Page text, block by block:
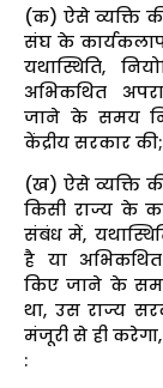
(क) ऐसे व्यक्ति
संघ के
यथास्थिति,
अभिकथित
जाने के समय
केंद्रीय सरकार की;
(ख) ऐसे व्यक्ति
किसी राज्य के
संबंध में,
है या
किए जाने के
था, उस राज्य
मंजूरी से ही
: